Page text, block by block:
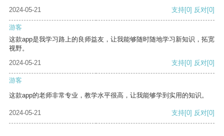
2024-05-21
支持[0] 反对[0]
游客
这款app是我学习路上的良师益友，让我能够随时随地学习新知识，拓宽
视野。
2024-05-21
支持[0] 反对[0]
游客
这款app的老师非常专业，教学水平很高，让我能够学到实用的知识。
2024-05-21 支持[0] 反对[0]